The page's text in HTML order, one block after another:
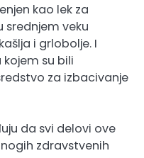
kao lek za
srednjem veku
i grlobolje. I
su bili
za izbacivanje
da svi delovi ove
zdravstvenih